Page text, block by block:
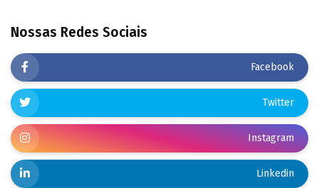
Nossas Redes Sociais
Facebook
Twitter
Instagram
Linkedin